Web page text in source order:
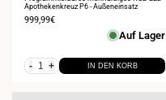
Apothekenkreuz P6 - Außeneinsatz
Verkaufspreis
999,99€
Auf Lager
- + IN DEN KORB